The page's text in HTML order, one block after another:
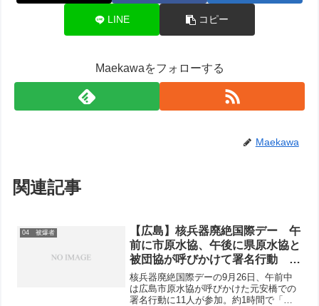
LINE コピー
Maekawaをフォローする
Maekawa
関連記事
04 被爆者
【広島】核兵器廃絶国際デー 午
前に市原水協、午後に県原水協と
被団協が呼びかけて署名行動 強
行可決された「戦争法」は被爆地
ヒロシマは絶対許せないと訴える
核兵器廃絶国際デーの9月26日、午前中
は広島市原水協が呼びかけた元安橋での
署名行動に11人が参加。約1時間で「核